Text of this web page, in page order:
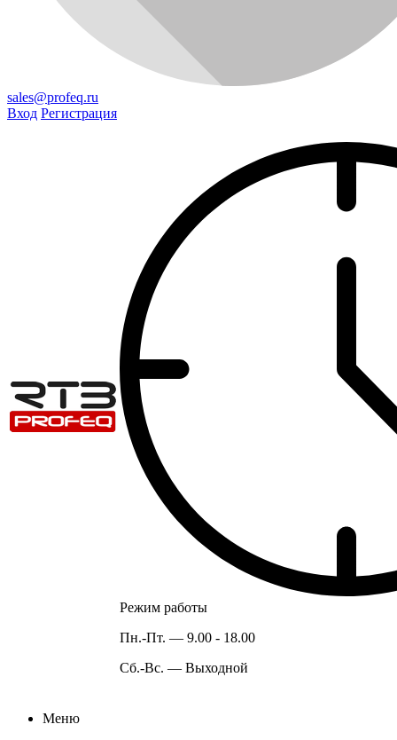
sales@profeq.ru
Вход Регистрация
Режим работы
Пн.-Пт. — 9.00 - 18.00
Сб.-Вс. — Выходной
Меню